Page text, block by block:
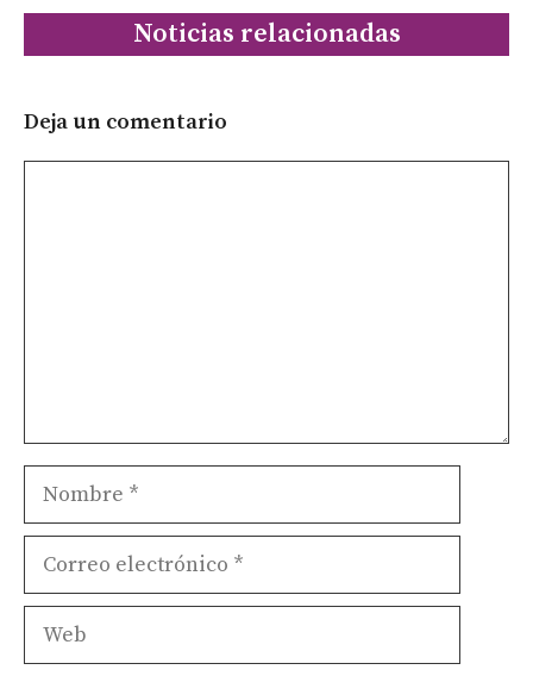
Noticias relacionadas
Deja un comentario
Nombre
Correo
Web